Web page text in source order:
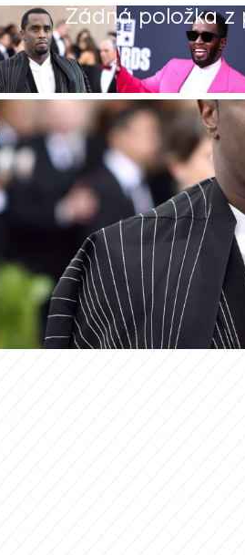
Žádná položka z
Bartošová
kvě 2025, 15:09
než sedm měsíců po
Combse startuje
hudební magnát čelí
s lidmi a jejich
mu hrozí i doživotní
čelí také desítkám